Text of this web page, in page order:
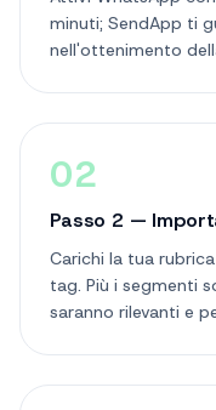
minuti; SendApp ti
nell'ottenimento
02
Passo 2 —
Carichi la tua
tag. Più i segmenti
saranno rilevanti e